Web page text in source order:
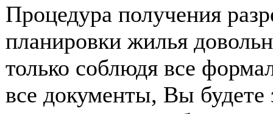
Процедура получения
планировки жилья
только соблюдя все
все документы, Вы